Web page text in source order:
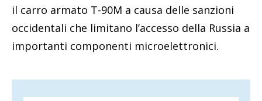
il carro armato T-90M a causa delle sanzioni
occidentali che limitano l’accesso della Russia a
importanti componenti microelettronici.